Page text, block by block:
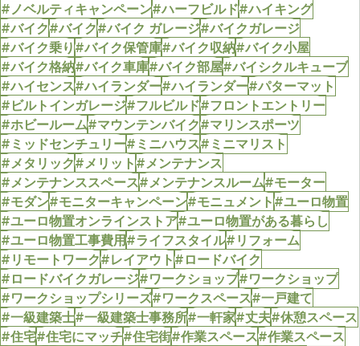
#ノベルティキャンペーン#ハーフビルド#ハイキング
#バイク#バイク#バイク ガレージ#バイクガレージ
#バイク乗り#バイク保管庫#バイク収納#バイク小屋
#バイク格納#バイク車庫#バイク部屋#バイシクルキューブ
#ハイセンス#ハイランダー#ハイランダー#パターマット
#ビルトインガレージ#フルビルド#フロントエントリー
#ホビールーム#マウンテンバイク#マリンスポーツ
#ミッドセンチュリー#ミニハウス#ミニマリスト
#メタリック#メリット#メンテナンス
#メンテナンススペース#メンテナンスルーム#モーター
#モダン#モニターキャンペーン#モニュメント#ユーロ物置
#ユーロ物置オンラインストア#ユーロ物置がある暮らし
#ユーロ物置工事費用#ライフスタイル#リフォーム
#リモートワーク#レイアウト#ロードバイク
#ロードバイクガレージ#ワークショップ#ワークショップ
#ワークショップシリーズ#ワークスペース#一戸建て
#一級建築士#一級建築士事務所#一軒家#丈夫#休憩スペース
#住宅#住宅にマッチ#住宅街#作業スペース#作業スペース